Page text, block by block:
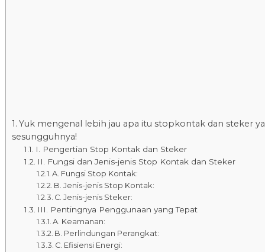
Yuk mengenal lebih jau apa itu stopkontak dan steker
sesungguhnya!
I. Pengertian Stop Kontak dan Steker
II. Fungsi dan Jenis-jenis Stop Kontak dan Steker
A. Fungsi Stop Kontak:
B. Jenis-jenis Stop Kontak:
C. Jenis-jenis Steker:
III. Pentingnya Penggunaan yang Tepat
A. Keamanan:
B. Perlindungan Perangkat:
C. Efisiensi Energi: